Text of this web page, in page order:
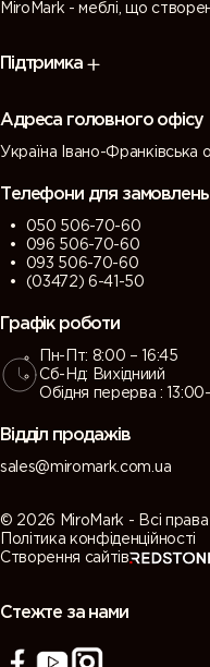
MiroMark - меблі, що
Підтримка
Адреса головного офісу
Україна Івано-
Телефони для замовлень
050 506-70-60
096 506-70-60
093 506-70-60
(03472) 6-41-50
Графік роботи
Пн-Пт: 8:00 – 16:45
Сб-Нд: Вихідниий
Обідня перерва : 13:00-
Відділ продажів
sales@miromark.com.ua
© 2026 MiroMark - Всі
Політика конфіденційності
Створення сайтів
Стежте за нами